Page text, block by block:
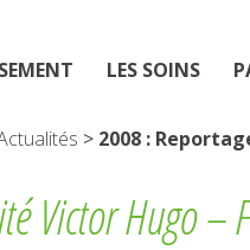
LES SOINS
> 2008 :
Victor Hugo –